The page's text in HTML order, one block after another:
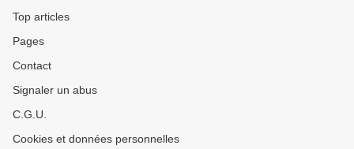
Top articles
Pages
Contact
Signaler un abus
C.G.U.
Cookies et données personnelles